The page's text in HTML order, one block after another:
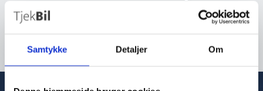
Samtykke Detaljer Om
afleverer bilen tilbage. Dette er alt sammen
noget, som du skal overveje, når du står over for
valget mellem leasing eller køb af bil.